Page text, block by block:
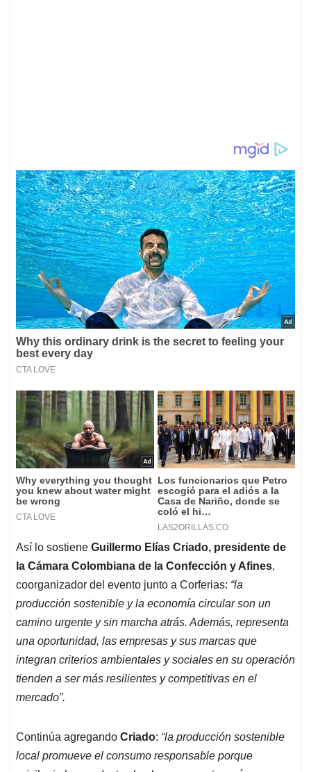
Así lo sostiene Guillermo Elías Criado, presidente de
la Cámara Colombiana de la Confección y Afines,
coorganizador del evento junto a Corferias: “la
producción sostenible y la economía circular son un
camino urgente y sin marcha atrás. Además, representa
una oportunidad, las empresas y sus marcas que
integran criterios ambientales y sociales en su operación
tienden a ser más resilientes y competitivas en el
mercado”.
Continúa agregando Criado: “la producción sostenible
local promueve el consumo responsable porque